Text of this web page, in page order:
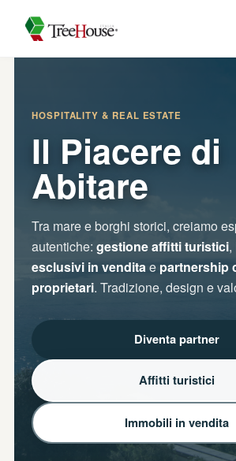
HOSPITALITY & REAL ESTATE
Il Piacere di
Abitare
Tra mare e borghi storici, creiamo
autentiche: gestione affitti turistici,
esclusivi in venditaepartnership
proprietari. Tradizione, design e
Diventa partner
Affitti turistici
Immobili in vendita